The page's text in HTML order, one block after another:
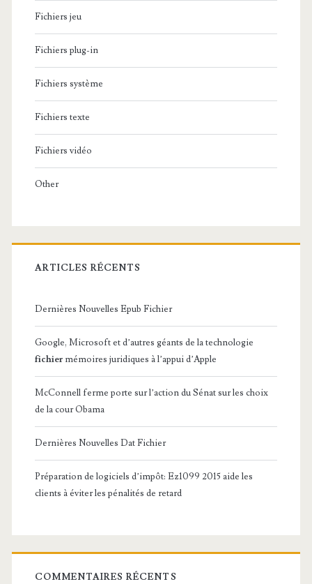
Fichiers jeu
Fichiers plug-in
Fichiers système
Fichiers texte
Fichiers vidéo
Other
ARTICLES RÉCENTS
Dernières Nouvelles Epub Fichier
Google, Microsoft et d’autres géants de la technologie
fichier mémoires juridiques à l’appui d’Apple
McConnell ferme porte sur l’action du Sénat sur les choix
de la cour Obama
Dernières Nouvelles Dat Fichier
Préparation de logiciels d’impôt: Ez1099 2015 aide les
clients à éviter les pénalités de retard
COMMENTAIRES RÉCENTS